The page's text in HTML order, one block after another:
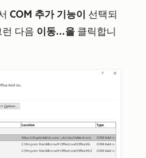
COM 추가 기능이 선택되
다음 이동...을 클릭합니